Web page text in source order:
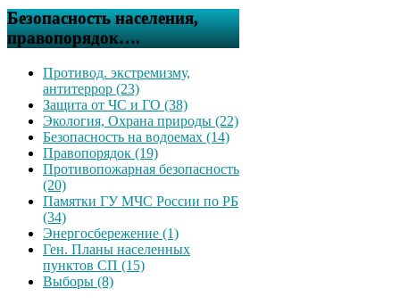
Безопасность населения,
правопорядок….
Противод. экстремизму,
антитеррор (23)
Защита от ЧС и ГО (38)
Экология, Охрана природы (22)
Безопасность на водоемах (14)
Правопорядок (19)
Противопожарная безопасность
(20)
Памятки ГУ МЧС России по РБ
(34)
Энергосбережение (1)
Ген. Планы населенных
пунктов СП (15)
Выборы (8)